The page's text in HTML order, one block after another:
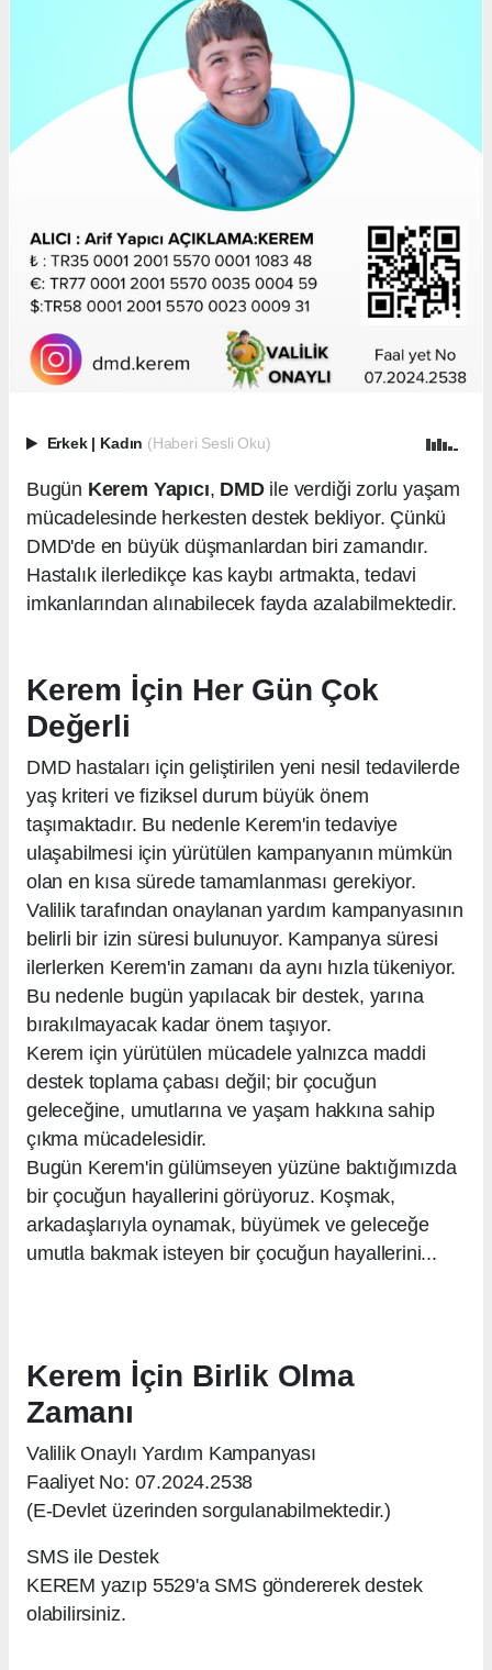
Erkek Kadın (Haberi Sesli Oku)
Bugün Kerem Yapıcı, DMDile verdiği zorlu yaşam
mücadelesinde herkesten destek bekliyor. Çünkü
DMD'de en büyük düşmanlardan biri zamandır.
Hastalık ilerledikçe kas kaybı artmakta, tedavi
imkanlarından alınabilecek fayda azalabilmektedir.
Kerem İçin Her Gün Çok
Değerli
DMD hastaları için geliştirilen yeni nesil tedavilerde
yaş kriteri ve fiziksel durum büyük önem
taşımaktadır. Bu nedenle Kerem'in tedaviye
ulaşabilmesi için yürütülen kampanyanın mümkün
olan en kısa sürede tamamlanması gerekiyor.
Valilik tarafından onaylanan yardım kampanyasının
belirli bir izin süresi bulunuyor. Kampanya süresi
ilerlerken Kerem'in zamanı da aynı hızla tükeniyor.
Bu nedenle bugün yapılacak bir destek, yarına
bırakılmayacak kadar önem taşıyor.
Kerem için yürütülen mücadele yalnızca maddi
destek toplama çabası değil; bir çocuğun
geleceğine, umutlarına ve yaşam hakkına sahip
çıkma mücadelesidir.
Bugün Kerem'in gülümseyen yüzüne baktığımızda
bir çocuğun hayallerini görüyoruz. Koşmak,
arkadaşlarıyla oynamak, büyümek ve geleceğe
umutla bakmak isteyen bir çocuğun hayallerini...
Kerem İçin Birlik Olma
Zamanı
Valilik Onaylı Yardım Kampanyası
Faaliyet No: 07.2024.2538
(E-Devlet üzerinden sorgulanabilmektedir.)
SMS ile Destek
KEREM yazıp 5529'a SMS göndererek destek
olabilirsiniz.